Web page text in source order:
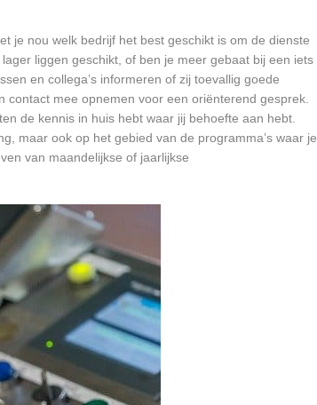
je nou welk bedrijf het best geschikt is om de dienste
liggen geschikt, of ben je meer gebaat bij een iets
en collega’s informeren of zij toevallig goede
contact mee opnemen voor een oriënterend gesprek.
de kennis in huis hebt waar jij behoefte aan hebt.
maar ook op het gebied van de programma’s waar je
van maandelijkse of jaarlijkse